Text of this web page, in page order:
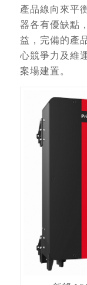
產品線向來平
器各有優缺點
益，完備的產
心競爭力及維
案場建置。